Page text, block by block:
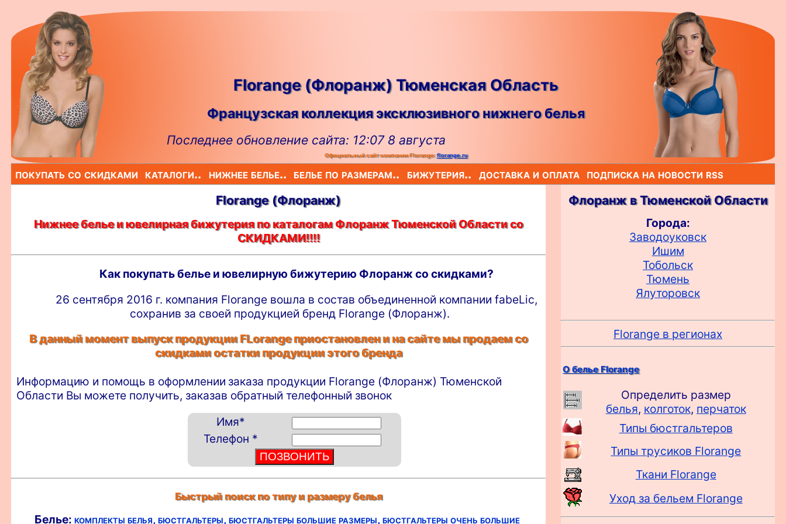
Florange (Флоранж) Тюменская Область
Французская коллекция эксклюзивного нижнего белья
Последнее обновление сайта: 12:07 8 августа
Официальный сайт компании Florange:florange.ru
покупать со скидками каталоги.. нижнее белье.. белье по размерам.. бижутерия.. доставка и оплата подписка на новости rss
Florange (Флоранж)
Нижнее белье и ювелирная бижутерия по каталогам Флоранж Тюменской Области со
СКИДКАМИ!!!!
Как покупать белье и ювелирную бижутерию Флоранж со скидками?
26 сентября 2016 г. компания Florange вошла в состав объединенной компании fabeLic,
сохранив за своей продукцией бренд Florange (Флоранж).
В данный момент выпуск продукции FLorange приостановлен и на сайте мы продаем со
скидками остатки продукции этого бренда
Информацию и помощь в оформлении заказа продукции Florange (Флоранж) Тюменской
Области Вы можете получить, заказав обратный телефонный звонок
Имя*
Телефон *
Быстрый поиск по типу и размеру белья
Белье:комплекты белья,бюстгальтеры,бюстгальтеры большие размеры,бюстгальтеры очень большие
Флоранж в Тюменской Области
Города:
Заводоуковск
Ишим
Тобольск
Тюмень
Ялуторовск
Florange в регионах
О белье Florange
Определить размер
белья, колготок, перчаток
Типы бюстгальтеров
Типы трусиков Florange
Ткани Florange
Уход за бельем Florange